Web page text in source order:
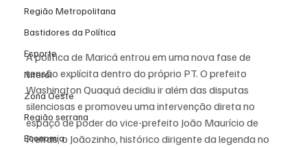
Região Metropolitana
Bastidores da Política
Esporte
Niterói
Zona Oeste
Região serrana
Economia
A política de Maricá entrou em uma nova fase de
tensão explícita dentro do próprio PT. O prefeito
Washington Quaquá decidiu ir além das disputas
silenciosas e promoveu uma intervenção direta no
espaço de poder do vice-prefeito João Maurício de
Freitas, o Joãozinho, histórico dirigente da legenda no